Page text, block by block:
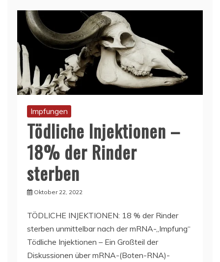
Impfungen
Tödliche Injektionen –
18% der Rinder
sterben
Oktober 22, 2022
TÖDLICHE INJEKTIONEN: 18 % der Rinder
sterben unmittelbar nach der mRNA-„Impfung“
Tödliche Injektionen – Ein Großteil der
Diskussionen über mRNA-(Boten-RNA)-